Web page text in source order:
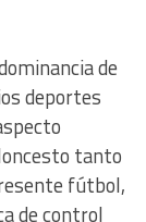
de
deportes
tanto
fútbol,
de control